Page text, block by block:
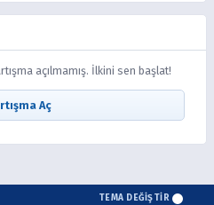
açılmamış. İlkini sen başlat!
Aç
TEMA DEĞİŞTİR